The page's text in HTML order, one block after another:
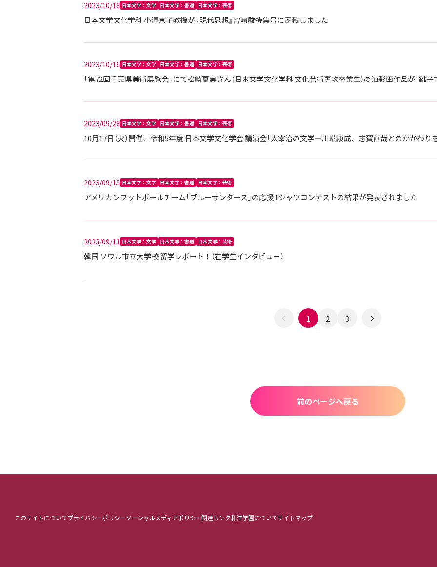
2023/10/18 日本文学：文学 日本文学：書道 日本文学：芸術
日本文学文化学科 小澤京子教授が『現代思想』宮﨑駿特集号に寄稿しました
2023/10/16 日本文学：文学 日本文学：書道 日本文学：芸術
「第72回千葉県美術展覧会」にて松崎夏実さん（日本文学文化学科 文化芸術専攻卒業生）の油彩画作品が「銚
2023/09/28 日本文学：文学 日本文学：書道 日本文学：芸術
10月17日（火）開催、令和5年度 日本文学文化学会 講演会「太宰治の文学―川端康成、志賀直哉とのかかわり
2023/09/15 日本文学：文学 日本文学：書道 日本文学：芸術
アメリカンフットボールチーム「ブルーサンダース」の応援Tシャツコンテストの結果が発表されました
2023/09/11 日本文学：文学 日本文学：書道 日本文学：芸術
韓国 ソウル市立大学校 留学レポート！（在学生インタビュー）
1 2 3
前のページへ戻る
このサイトについてプライバシーポリシーソーシャルメディアポリシー関連リンク和洋学園についてサイトマップ